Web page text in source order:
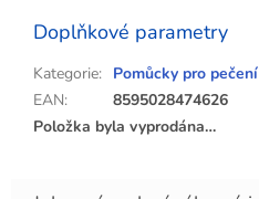
Doplňkové parametry
Kategorie: Pomůcky pro pečení
EAN:
8595028474626
Položka byla vyprodána…